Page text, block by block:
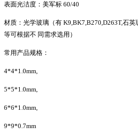
表面光洁度：美军标 60/40
材质：光学玻璃（有 K9,BK7,B270,D263T,石
等可根据不 同需求选用）
常用产品规格：
4*4*1.0mm,
5*5*1.0mm,
6*6*1.0mm,
9*9*0.7mm